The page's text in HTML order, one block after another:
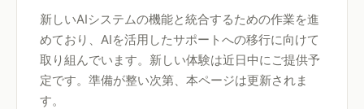
新しいAIシステムの機能と統合するための作業を進
めており、AIを活用したサポートへの移行に向けて
取り組んでいます。新しい体験は近日中にご提供予
定です。準備が整い次第、本ページは更新されま
す。